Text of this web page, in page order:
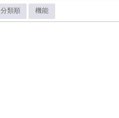
分類順 機能